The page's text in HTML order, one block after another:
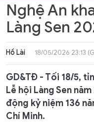
Nghệ An
Làng Sen
Hồ Lài 18/05/2026 23:13
GD&TĐ - Tối 18/5,
Lễ hội Làng Sen
động kỷ niệm 136
Chí Minh.